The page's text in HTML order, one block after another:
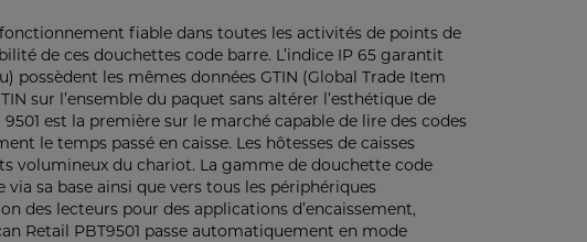
fiable dans toutes les activités de points de
de ces douchettes code barre. L’indice IP 65 garantit
les mêmes données GTIN (Global Trade Item
sur l’ensemble du paquet sans altérer l’esthétique de
est la première sur le marché capable de lire des codes
le temps passé en caisse. Les hôtesses de caisses
volumineux du chariot. La gamme de douchette code
sa base ainsi que vers tous les périphériques
des lecteurs pour des applications d’encaissement,
Retail PBT9501 passe automatiquement en mode